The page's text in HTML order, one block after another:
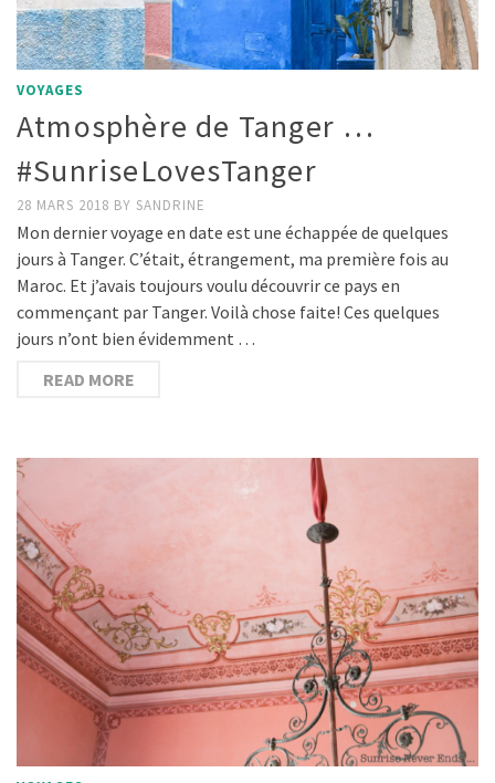
VOYAGES
Atmosphère de Tanger …
#SunriseLovesTanger
28 MARS 2018 BY SANDRINE
Mon dernier voyage en date est une échappée de quelques
jours à Tanger. C’était, étrangement, ma première fois au
Maroc. Et j’avais toujours voulu découvrir ce pays en
commençant par Tanger. Voilà chose faite! Ces quelques
jours n’ont bien évidemment …
READ MORE